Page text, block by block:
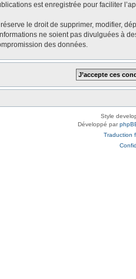
est enregistrée pour faciliter
le droit de supprimer, modifier,
ne soient pas divulguées à
des données.
Style
Développé par
Traduction